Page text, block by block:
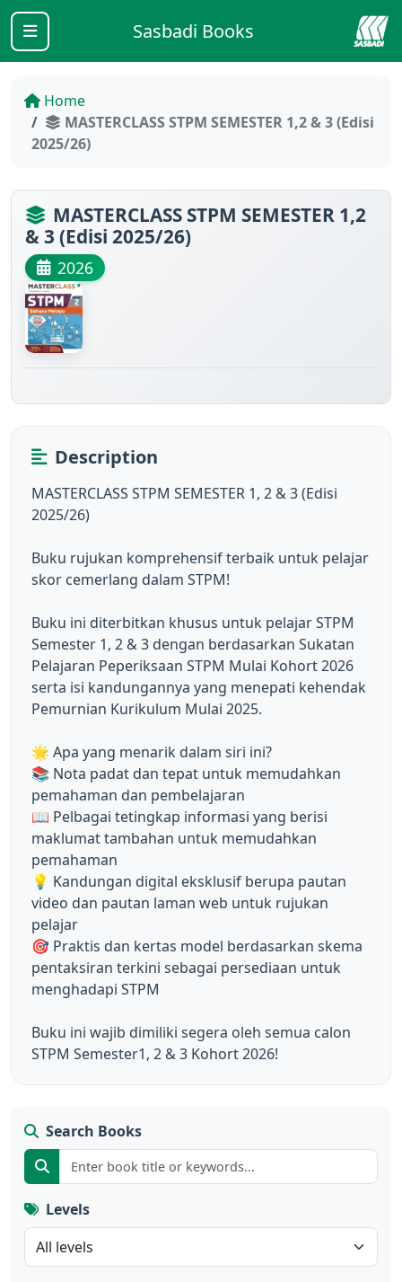
Sasbadi Books
Home
MASTERCLASS STPM SEMESTER 1,2 & 3 (Edisi
2025/26)
MASTERCLASS STPM SEMESTER 1,2
& 3 (Edisi 2025/26)
2026
Description
MASTERCLASS STPM SEMESTER 1, 2 & 3 (Edisi
2025/26)
Buku rujukan komprehensif terbaik untuk pelajar
skor cemerlang dalam STPM!
Buku ini diterbitkan khusus untuk pelajar STPM
Semester 1, 2 & 3 dengan berdasarkan Sukatan
Pelajaran Peperiksaan STPM Mulai Kohort 2026
serta isi kandungannya yang menepati kehendak
Pemurnian Kurikulum Mulai 2025.
🌟 Apa yang menarik dalam siri ini?
📚 Nota padat dan tepat untuk memudahkan
pemahaman dan pembelajaran
📖 Pelbagai tetingkap informasi yang berisi
maklumat tambahan untuk memudahkan
pemahaman
💡 Kandungan digital eksklusif berupa pautan
video dan pautan laman web untuk rujukan
pelajar
🎯 Praktis dan kertas model berdasarkan skema
pentaksiran terkini sebagai persediaan untuk
menghadapi STPM
Buku ini wajib dimiliki segera oleh semua calon
STPM Semester1, 2 & 3 Kohort 2026!
Search Books
Levels